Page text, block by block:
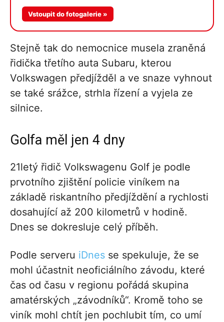
Vstoupit do fotogalerie »
Stejně tak do nemocnice musela zraněná
řidička třetího auta Subaru, kterou
Volkswagen předjížděl a ve snaze vyhnout
se také srážce, strhla řízení a vyjela ze
silnice.
Golfa měl jen 4 dny
21letý řidič Volkswagenu Golf je podle
prvotního zjištění policie viníkem na
základě riskantního předjíždění a rychlosti
dosahující až 200 kilometrů v hodině.
Dnes se dokresluje celý příběh.
Podle serveru iDnes se spekuluje, že se
mohl účastnit neoficiálního závodu, které
čas od času v regionu pořádá skupina
amatérských „závodníků“. Kromě toho se
viník mohl chtít jen pochlubit tím, co umí